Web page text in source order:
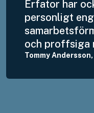
Erfator har
personligt
och proffsiga
Tommy